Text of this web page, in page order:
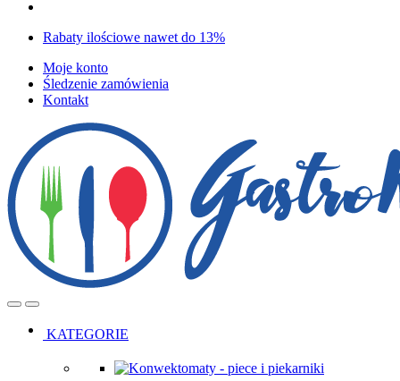
Skip
navigation
Skip
content
Rabaty ilościowe nawet do 13%
Moje konto
Śledzenie zamówienia
Kontakt
OpenClose
KATEGORIE